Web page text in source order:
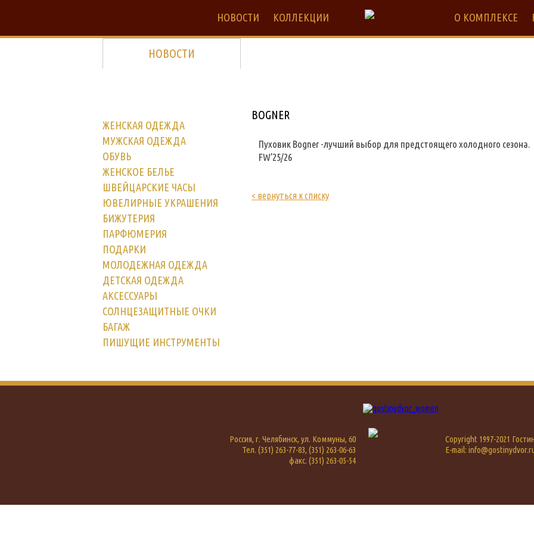
НОВОСТИ КОЛЛЕКЦИИ О КОМПЛЕКСЕ
НОВОСТИ
ЖЕНСКАЯ ОДЕЖДА
МУЖСКАЯ ОДЕЖДА
ОБУВЬ
ЖЕНСКОЕ БЕЛЬЕ
ШВЕЙЦАРСКИЕ ЧАСЫ
ЮВЕЛИРНЫЕ УКРАШЕНИЯ
БИЖУТЕРИЯ
ПАРФЮМЕРИЯ
ПОДАРКИ
МОЛОДЕЖНАЯ ОДЕЖДА
ДЕТСКАЯ ОДЕЖДА
АКСЕССУАРЫ
СОЛНЦЕЗАЩИТНЫЕ ОЧКИ
БАГАЖ
ПИШУЩИЕ ИНСТРУМЕНТЫ
BOGNER
Пуховик Bogner -лучший выбор для предстоящего холодного сезона.
FW’25/26
< вернуться к списку
Россия, г. Челябинск, ул. Коммуны, 60
Тел. (351) 263-77-83, (351) 263-06-63
факс. (351) 263-05-54
Copyright 1997-2021
E-mail: